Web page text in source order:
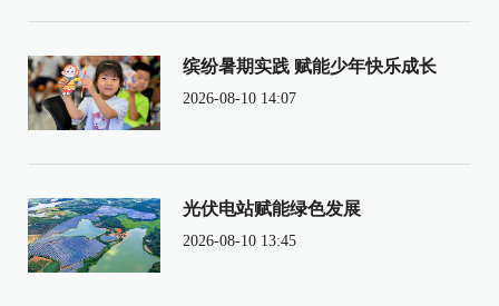
缤纷暑期实践 赋能少年快乐成长
2026-08-10 14:07
光伏电站赋能绿色发展
2026-08-10 13:45